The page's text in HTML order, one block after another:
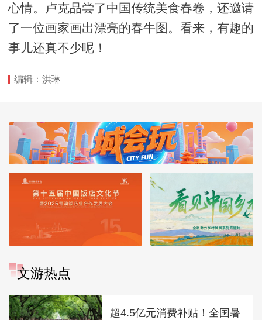
心情。卢克品尝了中国传统美食春卷，还邀请
了一位画家画出漂亮的春牛图。看来，有趣的
事儿还真不少呢！
编辑：洪琳
文游热点
超4.5亿元消费补贴！全国暑